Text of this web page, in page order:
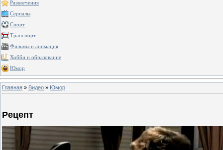
Развлечения
Сериалы
Спорт
Транспорт
Фильмы и анимация
Хобби и образование
Юмор
Главная » Видео » Юмор
Рецепт